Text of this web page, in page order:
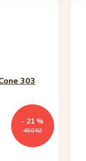
450 Kč
- 21 %